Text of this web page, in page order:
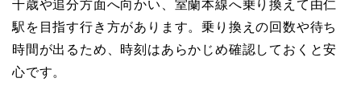
千歳や追分方面へ向かい、室蘭本線へ乗り換えて由仁
駅を目指す行き方があります。乗り換えの回数や待ち
時間が出るため、時刻はあらかじめ確認しておくと安
心です。